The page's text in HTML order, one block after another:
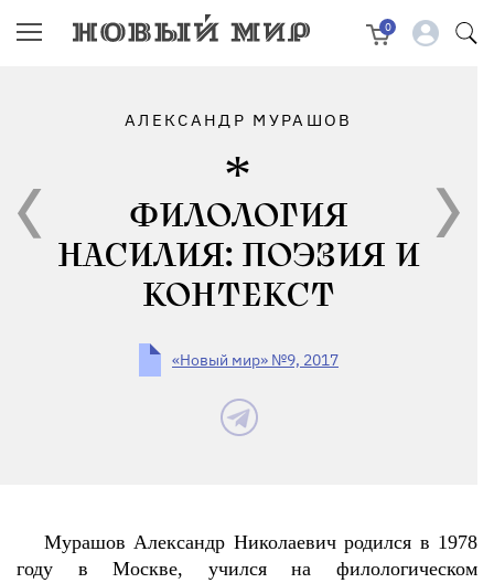
0
АЛЕКСАНДР МУРАШОВ
ФИЛОЛОГИЯ
НАСИЛИЯ: ПОЭЗИЯ И
КОНТЕКСТ
«Новый мир» №9, 2017
Мурашов Александр Николаевич родился в 1978
году в Москве, учился на филологическом